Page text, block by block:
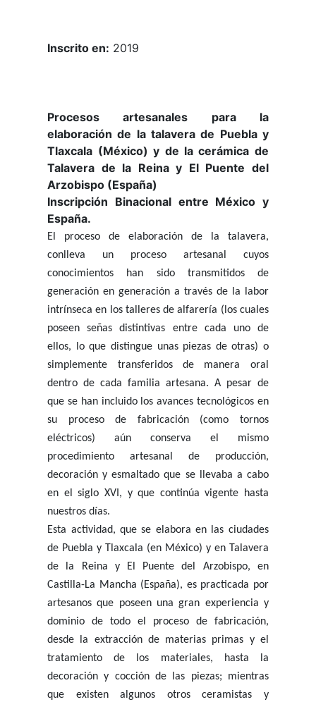
Inscrito en: 2019
Procesos artesanales para la
elaboración de la talavera de Puebla y
Tlaxcala (México) y de la cerámica de
Talavera de la Reina y El Puente del
Arzobispo (España)
Inscripción Binacional entre México y
España.
El proceso de elaboración de la talavera,
conlleva un proceso artesanal cuyos
conocimientos han sido transmitidos de
generación en generación a través de la labor
intrínseca en los talleres de alfarería (los cuales
poseen señas distintivas entre cada uno de
ellos, lo que distingue unas piezas de otras) o
simplemente transferidos de manera oral
dentro de cada familia artesana. A pesar de
que se han incluido los avances tecnológicos en
su proceso de fabricación (como tornos
eléctricos) aún conserva el mismo
procedimiento artesanal de producción,
decoración y esmaltado que se llevaba a cabo
en el siglo XVI, y que continúa vigente hasta
nuestros días.
Esta actividad, que se elabora en las ciudades
de Puebla y Tlaxcala (en México) y en Talavera
de la Reina y El Puente del Arzobispo, en
Castilla-La Mancha (España), es practicada por
artesanos que poseen una gran experiencia y
dominio de todo el proceso de fabricación,
desde la extracción de materias primas y el
tratamiento de los materiales, hasta la
decoración y cocción de las piezas; mientras
que existen algunos otros ceramistas y